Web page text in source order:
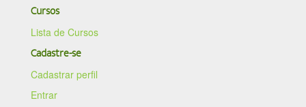
Cursos
Lista de Cursos
Cadastre-se
Cadastrar perfil
Entrar